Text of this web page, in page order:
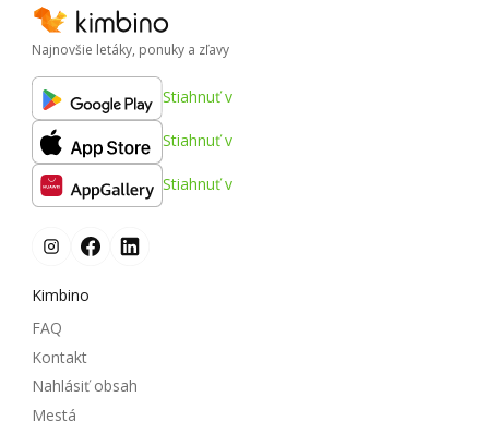
Najnovšie letáky, ponuky a zľavy
Stiahnuť v
Stiahnuť v
Stiahnuť v
Kimbino
FAQ
Kontakt
Nahlásiť obsah
Mestá